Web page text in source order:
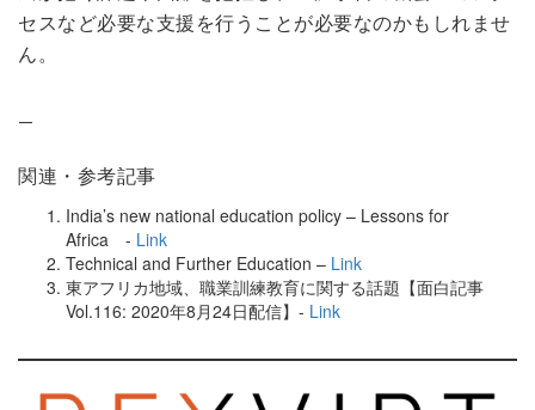
セスなど必要な支援を行うことが必要なのかもしれませ
ん。
—
関連・参考記事
India’s new national education policy – Lessons for
Africa - Link
Technical and Further Education – Link
東アフリカ地域、職業訓練教育に関する話題【面白記事
Vol.116: 2020年8月24日配信】- Link